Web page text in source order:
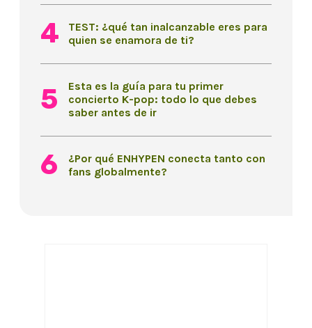
TEST: ¿qué tan inalcanzable eres para
quien se enamora de ti?
Esta es la guía para tu primer
concierto K-pop: todo lo que debes
saber antes de ir
¿Por qué ENHYPEN conecta tanto con
fans globalmente?